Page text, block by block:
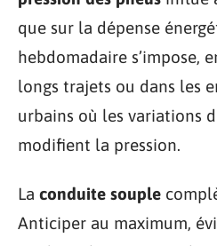
que sur la dépense
hebdomadaire s’impose,
longs trajets ou dans les
urbains où les variations
modifient la pression.
La conduite souple
Anticiper au maximum,